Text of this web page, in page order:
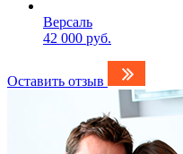
Версаль
42 000 руб.
Оставить отзыв